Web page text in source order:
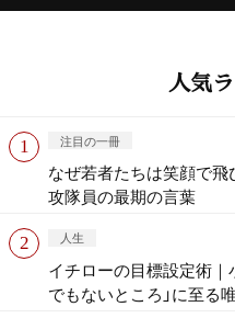
人気
注目の一冊
なぜ若者たちは笑顔で
攻隊員の最期の言葉
人生
イチローの目標設定術｜
でもないところ」に至る